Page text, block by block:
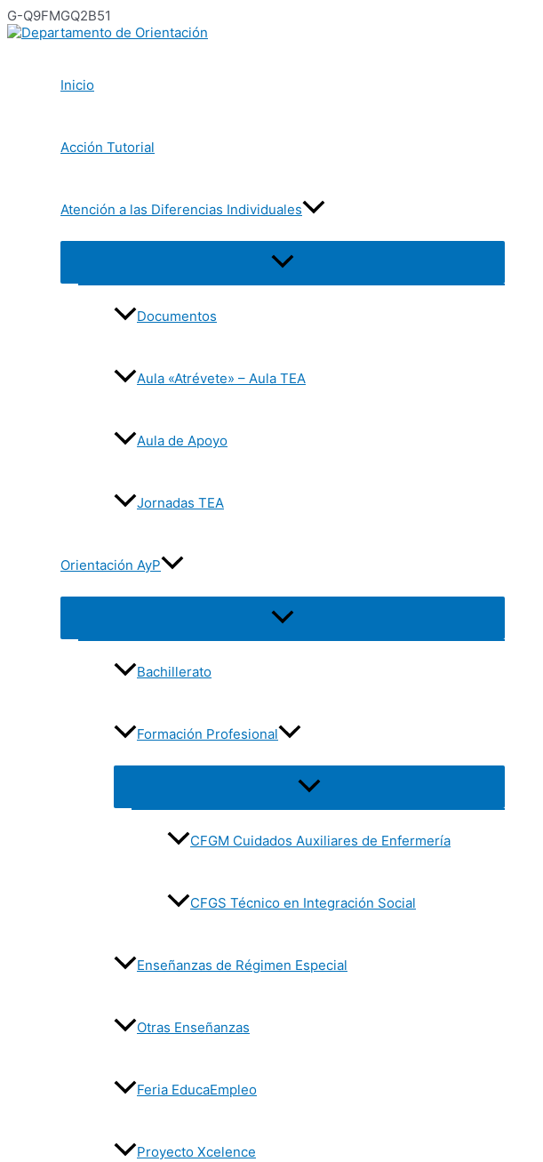
Ir
al
G-Q9FMGQ2B51
Inicio
Acción Tutorial
Atención a las Diferencias Individuales
Alternar
menú
Documentos
Aula «Atrévete» – Aula TEA
Aula de Apoyo
Jornadas TEA
Orientación AyP
Alternar
menú
Bachillerato
Formación Profesional
Alternar
menú
CFGM Cuidados Auxiliares de Enfermería
CFGS Técnico en Integración Social
Enseñanzas de Régimen Especial
Otras Enseñanzas
Feria EducaEmpleo
Proyecto Xcelence